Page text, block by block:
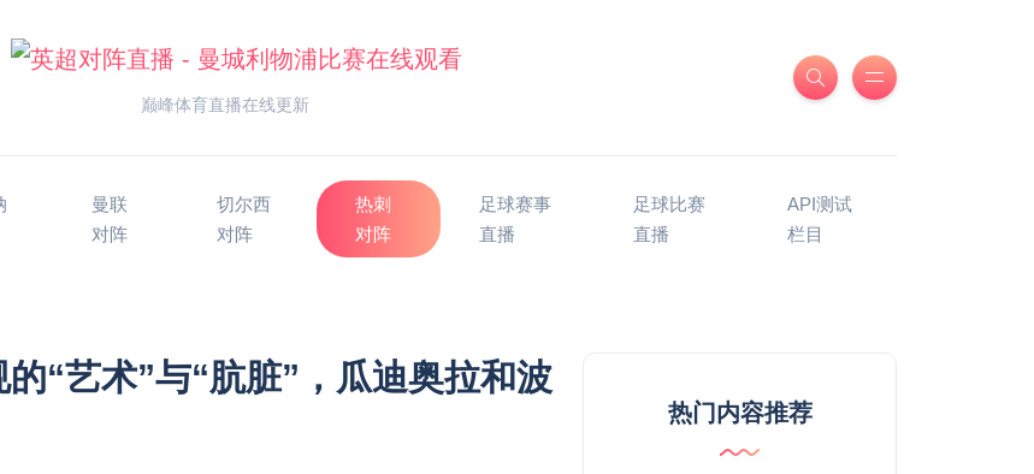
巅峰体育直播在线更新
曼联
对阵
切尔西
对阵
热刺
对阵
足球赛事
直播
足球比赛
直播
API测试
栏目
“艺术”与“肮脏”，瓜迪奥拉和波
热门内容推荐